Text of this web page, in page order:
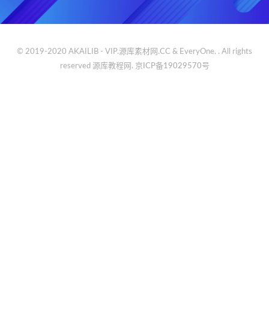
© 2019-2020 AKAILIB - VIP.源库素材网.CC & EveryOne. . All rights
reserved 源库教程网. 京ICP备19029570号